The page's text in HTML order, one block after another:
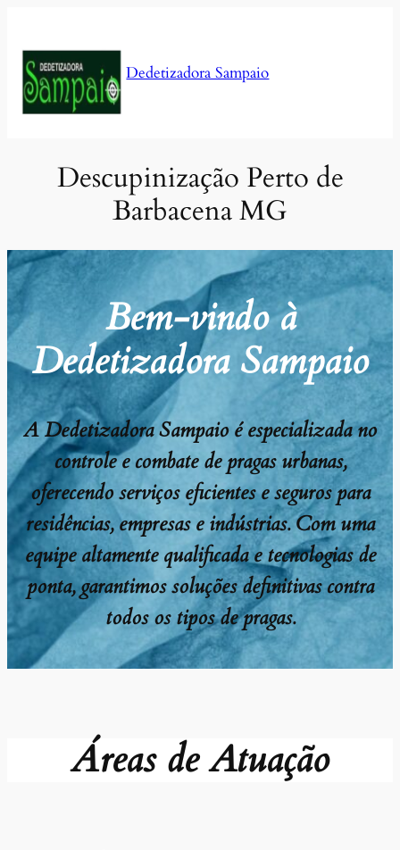
conteúdo
Dedetizadora Sampaio
Descupinização Perto de
Barbacena MG
Bem-vindo à
Dedetizadora Sampaio
A Dedetizadora Sampaio é especializada no
controle e combate de pragas urbanas,
oferecendo serviços eficientes e seguros para
residências, empresas e indústrias. Com uma
equipe altamente qualificada e tecnologias de
ponta, garantimos soluções definitivas contra
todos os tipos de pragas.
Áreas de Atuação